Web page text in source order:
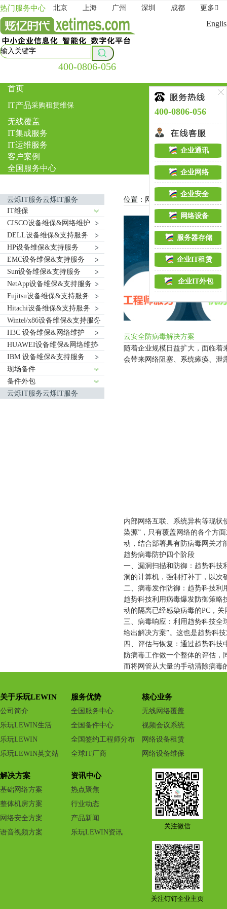
热门服务中心 北京 上海 广州 深圳 成都 更多
400-0806-056
首页
IT产品采购租赁维保
无线覆盖
IT集成服务
IT运维服务
客户案例
全国服务中心
云烁IT服务云烁IT服务
IT维保
CISCO设备维保&网络维护
DELL设备维保&支持服务
HP设备维保&支持服务
EMC设备维保&支持服务
Sun设备维保&支持服务
NetApp设备维保&支持服务
Fujitsu设备维保&支持服务
Hitachi设备维保&支持服务
Wintel/x86设备维保&支持服务
H3C 设备维保&网络维护
HUAWEI设备维保&网络维护
IBM 设备维保&支持服务
现场备件
备件外包
云烁IT服务云烁IT服务
位置： 网站首页>云烁快服>云
云安全防病毒解决方案
随着企业规模日益扩大，面临
会带来网络阻塞、系统瘫痪、泄
内部网络互联、系统异构等现状
染源”，只有覆盖网络的各个方
动，结合部署具有防病毒网关才
趋势病毒防护四个阶段
一、漏洞扫描和防御：趋势科技
洞的计算机，强制打补丁，以次
二、病毒发作防御：趋势科技利
趋势科技利用病毒爆发防御策略
动的隔离已经感染病毒的PC，
三、病毒响应：利用趋势科技全
给出解决方案”。这也是趋势科
四、评估与恢复：通过趋势科
防病毒工作做一个整体的评估
而将网管从大量的手动清除病毒
400-0806-056
企业通讯
企业网络
企业安全
网络设备
服务器存储
企业IT租赁
企业IT外包
关于乐玩LEWIN
公司简介
乐玩LEWIN生活
乐玩LEWIN
乐玩LEWIN英文站
服务优势
全国服务中心
全国备件中心
全国签约工程师分布
全球IT厂商
核心业务
无线网络覆盖
视频会议系统
网络设备租赁
网络设备维保
解决方案
基础网络方案
整体机房方案
网络安全方案
语音视频方案
资讯中心
热点聚焦
行业动态
产品新闻
乐玩LEWIN资讯
关注微信
关注钉钉企业主页